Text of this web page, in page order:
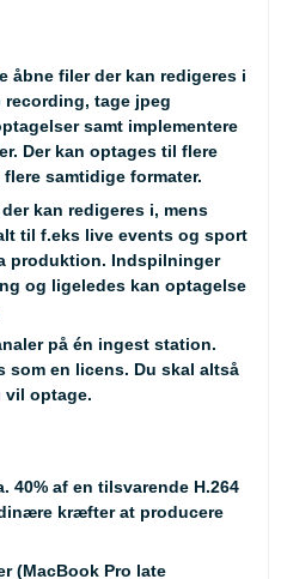
åbne filer der kan redigeres i
recording, tage jpeg
samt implementere
Der kan optages til flere
samtidige formater.
kan redigeres i, mens
til f.eks live events og sport
produktion. Indspilninger
og ligeledes kan optagelse
på én ingest station.
som en licens. Du skal altså
vil optage.
40% af en tilsvarende H.264
kræfter at producere
(MacBook Pro late